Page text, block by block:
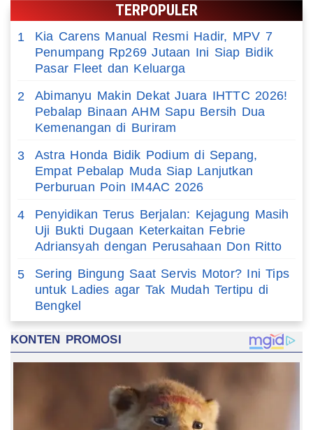
TERPOPULER
1
Kia Carens Manual Resmi Hadir, MPV 7
Penumpang Rp269 Jutaan Ini Siap Bidik
Pasar Fleet dan Keluarga
2
Abimanyu Makin Dekat Juara IHTTC 2026!
Pebalap Binaan AHM Sapu Bersih Dua
Kemenangan di Buriram
3
Astra Honda Bidik Podium di Sepang,
Empat Pebalap Muda Siap Lanjutkan
Perburuan Poin IM4AC 2026
4
Penyidikan Terus Berjalan: Kejagung Masih
Uji Bukti Dugaan Keterkaitan Febrie
Adriansyah dengan Perusahaan Don Ritto
5
Sering Bingung Saat Servis Motor? Ini Tips
untuk Ladies agar Tak Mudah Tertipu di
Bengkel